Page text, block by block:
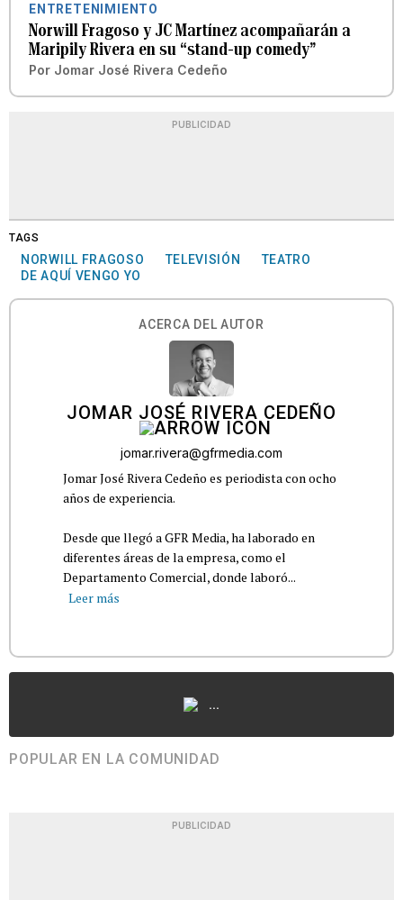
ENTRETENIMIENTO
Norwill Fragoso y JC Martínez acompañarán a
Maripily Rivera en su “stand-up comedy”
Por Jomar José Rivera Cedeño
PUBLICIDAD
TAGS
NORWILL FRAGOSO TELEVISIÓN
TEATRO
DE AQUÍ VENGO YO
ACERCA DEL AUTOR
JOMAR JOSÉ RIVERA CEDEÑO
jomar.rivera@gfrmedia.com
Jomar José Rivera Cedeño es periodista con ocho
años de experiencia.
Desde que llegó a GFR Media, ha laborado en
diferentes áreas de la empresa, como el
Departamento Comercial, donde laboró...
Leer más
...
POPULAR EN LA COMUNIDAD
PUBLICIDAD